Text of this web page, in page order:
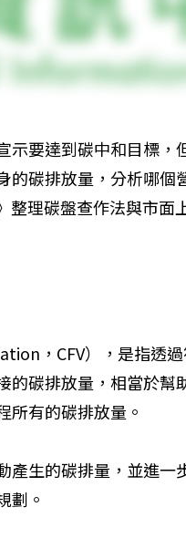
示要達到碳中和目標，
的碳排放量，分析哪個
整理碳盤查作法與市
，CFV），是指透
的碳排放量，相當於幫
所有的碳排放量。
產生的碳排量，並進一
劃。